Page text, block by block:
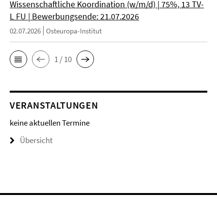
Wissenschaftliche Koordination (w/m/d) | 75%, 13 TV-
L FU | Bewerbungsende: 21.07.2026
02.07.2026 Osteuropa-Institut
1 / 10
VERANSTALTUNGEN
keine aktuellen Termine
Übersicht